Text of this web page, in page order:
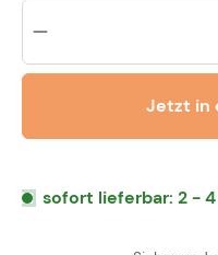
Jetzt in
sofort lieferbar: 2 -